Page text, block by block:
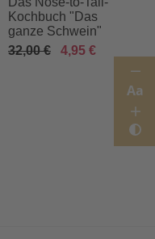
Aa
Kochbuch "Das
ganze Schwein"
32,00 €
4,95 €